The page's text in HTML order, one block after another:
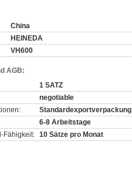
China
HEINEDA
VH600
AGB:
1 SATZ
negotiable
Standardexportverpackung
6-8 Arbeitstage
Fähigkeit: 10 Sätze pro Monat